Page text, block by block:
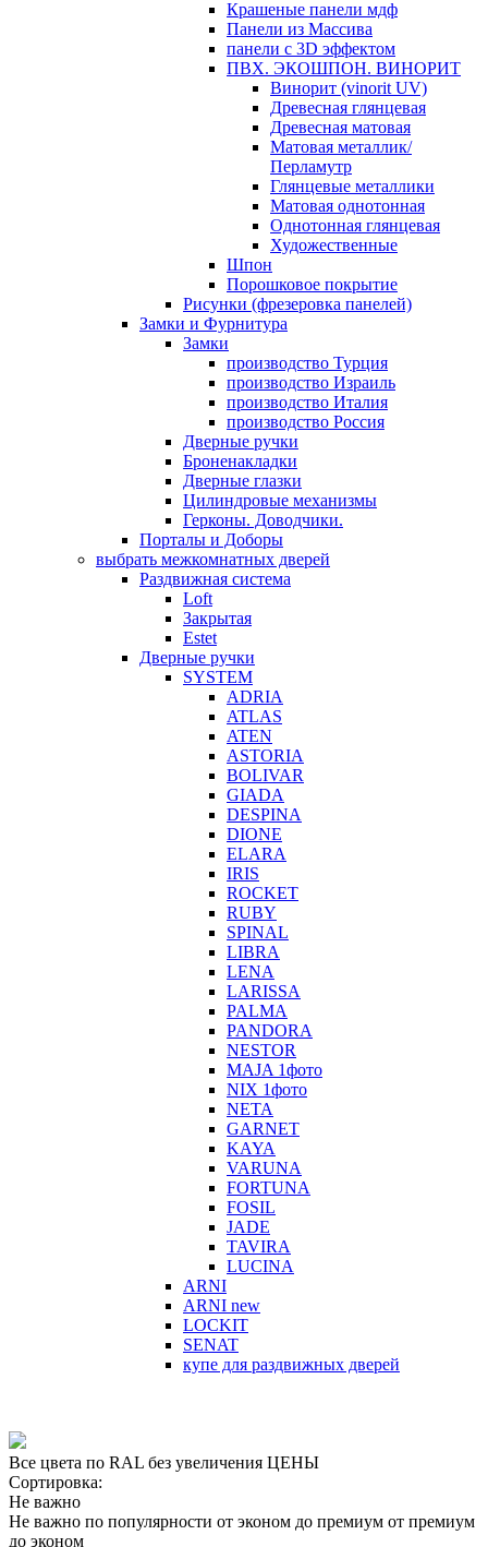
Крашеные панели мдф
Панели из Массива
панели с 3D эффектом
ПВХ. ЭКОШПОН. ВИНОРИТ
Винорит (vinorit UV)
Древесная глянцевая
Древесная матовая
Матовая металлик/
Перламутр
Глянцевые металлики
Матовая однотонная
Однотонная глянцевая
Художественные
Шпон
Порошковое покрытие
Рисунки (фрезеровка панелей)
Замки и Фурнитура
Замки
производство Турция
производство Израиль
производство Италия
производство Россия
Дверные ручки
Броненакладки
Дверные глазки
Цилиндровые механизмы
Герконы. Доводчики.
Порталы и Доборы
выбрать межкомнатных дверей
Раздвижная система
Loft
Закрытая
Estet
Дверные ручки
SYSTEM
ADRIA
ATLAS
ATEN
ASTORIA
BOLIVAR
GIADA
DESPINA
DIONE
ELARA
IRIS
ROCKET
RUBY
SPINAL
LIBRA
LENA
LARISSA
PALMA
PANDORA
NESTOR
MAJA 1фото
NIX 1фото
NETA
GARNET
KAYA
VARUNA
FORTUNA
FOSIL
JADE
TAVIRA
LUCINA
ARNI
ARNI new
LOCKIT
SENAT
купе для раздвижных дверей
Все цвета по RAL без увеличения ЦЕНЫ
Сортировка:
Не важно
Не важно по популярности от эконом до премиум от премиум
до эконом